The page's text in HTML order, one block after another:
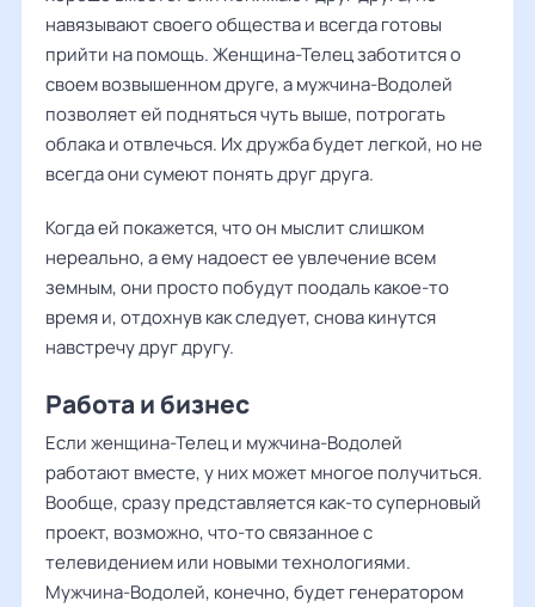
навязывают своего общества и всегда готовы
прийти на помощь. Женщина-Телец заботится о
своем возвышенном друге, а мужчина-Водолей
позволяет ей подняться чуть выше, потрогать
облака и отвлечься. Их дружба будет легкой, но не
всегда они сумеют понять друг друга.
Когда ей покажется, что он мыслит слишком
нереально, а ему надоест ее увлечение всем
земным, они просто побудут поодаль какое-то
время и, отдохнув как следует, снова кинутся
навстречу друг другу.
Работа и бизнес
Если женщина-Телец и мужчина-Водолей
работают вместе, у них может многое получиться.
Вообще, сразу представляется как-то суперновый
проект, возможно, что-то связанное с
телевидением или новыми технологиями.
Мужчина-Водолей, конечно, будет генератором